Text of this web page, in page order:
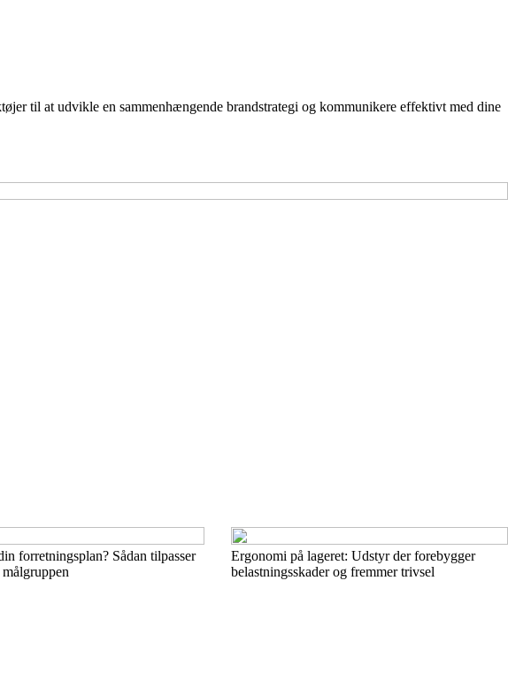
til at udvikle en sammenhængende brandstrategi og kommunikere effektivt med dine
forretningsplan? Sådan tilpasser
Ergonomi på lageret: Udstyr der forebygger
belastningsskader og fremmer trivsel